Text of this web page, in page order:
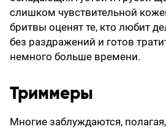
слишком чувствительной
бритвы оценят те, кто любит
без раздражений и готов
немного больше времени.
Триммеры
Многие заблуждаются,